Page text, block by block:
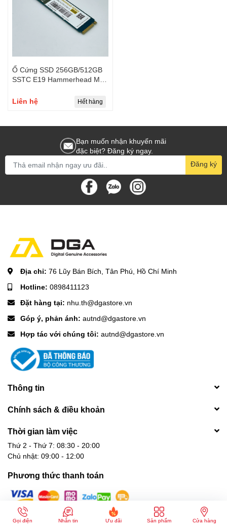
Ổ Cứng SSD 256GB/512GB
SSTC E19 Hammerhead M2
Liên hệ
Hết hàng
Bạn muốn nhận khuyến mãi
đặc biệt? Đăng ký ngay.
Đăng ký
Địa chỉ: 76 Lũy Bán Bích, Tân Phú, Hồ Chí Minh
Hotline: 0898411123
Đặt hàng tại: nhu.th@dgastore.vn
Góp ý, phản ánh: autnd@dgastore.vn
Hợp tác với chúng tôi: autnd@dgastore.vn
Thông tin
Chính sách & điều khoản
Thời gian làm việc
Thứ 2 - Thứ 7: 08:30 - 20:00
Chủ nhật: 09:00 - 12:00
Phương thức thanh toán
© Bản quyền thuộc về CÔNG TY TNHH THƯƠNG MẠI DỊCH VỤ
Gọi điện Nhắn tin Ưu đãi Sản phẩm Cửa hàng